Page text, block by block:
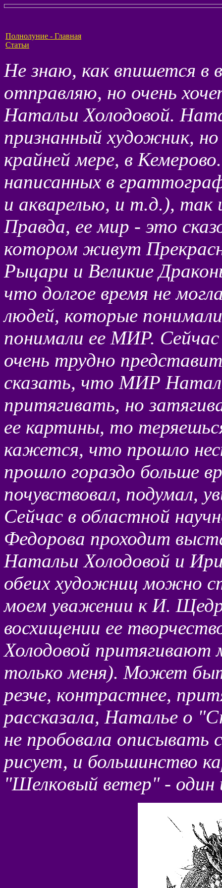
Полнолуние - Главная
Статьи
Не знаю, как впишется в
отправляю, но очень
Натальи Холодовой.
признанный художник,
крайней мере, в
написанных в
и акварелью, и т.д.), так
Правда, ее мир - это
котором живут
Рыцари и Великие
что долгое время не
людей, которые понимали
понимали ее МИР.
очень трудно
сказать, что МИР
притягивать, но
ее картины, то
кажется, что прошло
прошло гораздо больше
почувствовал, подумал,
Сейчас в областной
Федорова проходит
Натальи Холодовой и
обеих художниц можно
моем уважении к И.
восхищении ее
Холодовой притягивают
только меня). Может
резче, контрастнее,
рассказала, Наталье о
не пробовала описывать
рисует, и большинство
"Шелковый ветер" - один